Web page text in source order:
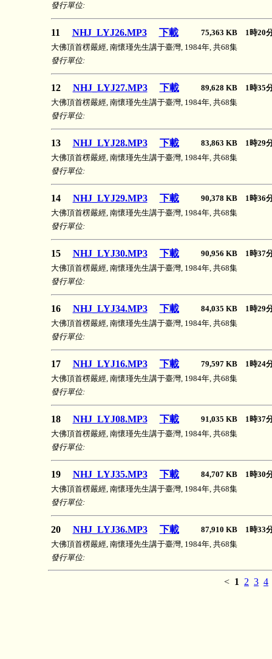
發行單位:
11 NHJ_LYJ26.MP3 下載
75,363 KB 1時20
大佛頂首楞嚴經, 南懷瑾先生講于臺灣, 1984年, 共68集
發行單位:
12 NHJ_LYJ27.MP3 下載
89,628 KB 1時35
大佛頂首楞嚴經, 南懷瑾先生講于臺灣, 1984年, 共68集
發行單位:
13 NHJ_LYJ28.MP3 下載
83,863 KB 1時29
大佛頂首楞嚴經, 南懷瑾先生講于臺灣, 1984年, 共68集
發行單位:
14 NHJ_LYJ29.MP3 下載
90,378 KB 1時36
大佛頂首楞嚴經, 南懷瑾先生講于臺灣, 1984年, 共68集
發行單位:
15 NHJ_LYJ30.MP3 下載
90,956 KB 1時
大佛頂首楞嚴經, 南懷瑾先生講于臺灣, 1984年, 共68集
發行單位:
16 NHJ_LYJ34.MP3 下載
84,035 KB 1時29
大佛頂首楞嚴經, 南懷瑾先生講于臺灣, 1984年, 共68集
發行單位:
17 NHJ_LYJ16.MP3 下載
79,597 KB 1時24
大佛頂首楞嚴經, 南懷瑾先生講于臺灣, 1984年, 共68集
發行單位:
18 NHJ_LYJ08.MP3 下載
91,035 KB 1時
大佛頂首楞嚴經, 南懷瑾先生講于臺灣, 1984年, 共68集
發行單位:
19 NHJ_LYJ35.MP3 下載
84,707 KB 1時30
大佛頂首楞嚴經, 南懷瑾先生講于臺灣, 1984年, 共68集
發行單位:
20 NHJ_LYJ36.MP3 下載
87,910 KB 1時33
大佛頂首楞嚴經, 南懷瑾先生講于臺灣, 1984年, 共68集
發行單位:
< 1 2 3 4